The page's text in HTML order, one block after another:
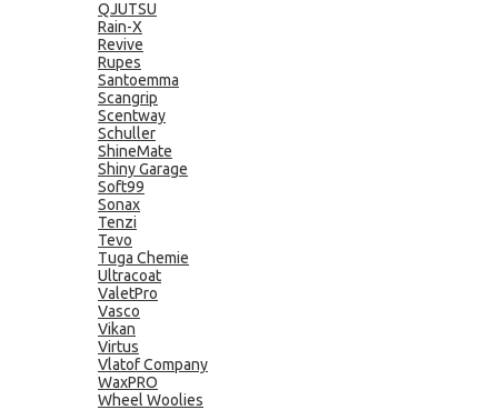
QJUTSU
Rain-X
Revive
Rupes
Santoemma
Scangrip
Scentway
Schuller
ShineMate
Shiny Garage
Soft99
Sonax
Tenzi
Tevo
Tuga Chemie
Ultracoat
ValetPro
Vasco
Vikan
Virtus
Vlatof Company
WaxPRO
Wheel Woolies